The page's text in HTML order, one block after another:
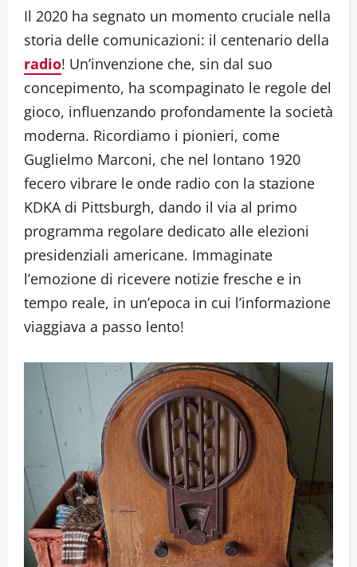
Il 2020 ha segnato un momento cruciale nella
storia delle comunicazioni: il centenario della
radio! Un’invenzione che, sin dal suo
concepimento, ha scompaginato le regole del
gioco, influenzando profondamente la società
moderna. Ricordiamo i pionieri, come
Guglielmo Marconi, che nel lontano 1920
fecero vibrare le onde radio con la stazione
KDKA di Pittsburgh, dando il via al primo
programma regolare dedicato alle elezioni
presidenziali americane. Immaginate
l’emozione di ricevere notizie fresche e in
tempo reale, in un’epoca in cui l’informazione
viaggiava a passo lento!